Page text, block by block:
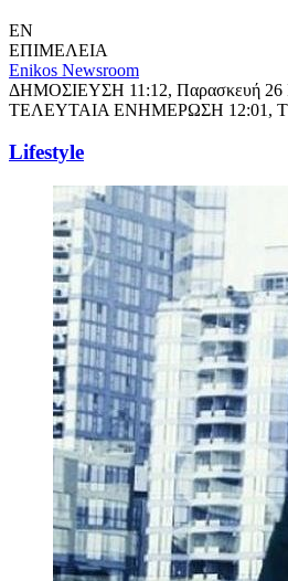
EN
ΕΠΙΜΕΛΕΙΑ
Enikos Newsroom
ΔΗΜΟΣΙΕΥΣΗ 11:12, Παρασκευή 26
ΤΕΛΕΥΤΑΙΑ ΕΝΗΜΕΡΩΣΗ 12:01,
Lifestyle